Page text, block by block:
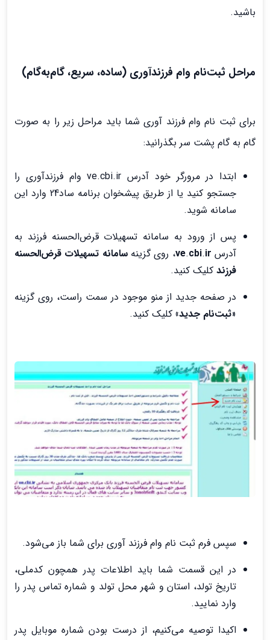
باشید.
مراحل ثبت‌نام وام فرزندآوری‌ (ساده، سریع، گام‌به‌گام)
برای ثبت نام وام فرزند آوری شما باید مراحل زیر را به صورت
گام به گام پشت سر بگذرانید:
ابتدا در مرورگر خود آدرس ve.cbi.ir وام فرزندآوری را
جستجو کنید یا از طریق پیشخوان برنامه ساد24 وارد این
سامانه شوید.
پس از ورود به سامانه تسهیلات قرض‌الحسنه فرزند به
آدرس
ve.cbi.ir ، روی گزینهسامانه تسهیلات قرض‌الحسنه
فرزند کلیک کنید.
در صفحه جدید از منو موجود در سمت راست، روی گزینه
«ثبت‌نام جدید» کلیک کنید.
سپس فرم ثبت نام وام فرزند آوری برای شما باز می‌شود.
در این قسمت شما باید اطلاعات پدر همچون کدملی،
تاریخ تولد، استان و شهر محل تولد و شماره تماس پدر را
وارد نمایید.
اکیدا توصیه می‌کنیم، از درست بودن شماره موبایل پدر